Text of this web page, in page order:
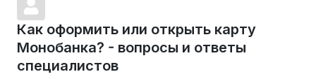
Как оформить или открыть карту
Монобанка? - вопросы и ответы
специалистов